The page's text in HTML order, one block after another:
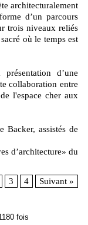
architecturalement
d’un parcours
trois niveaux reliés
où le temps est
d’une
collaboration entre
l'espace cher aux
Backer, assistés de
d’architecture» du
3 4 Suivant »
fois